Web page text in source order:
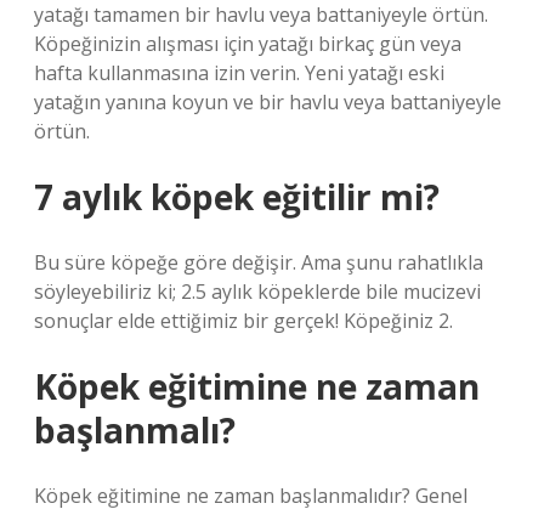
yatağı tamamen bir havlu veya battaniyeyle örtün.
Köpeğinizin alışması için yatağı birkaç gün veya
hafta kullanmasına izin verin. Yeni yatağı eski
yatağın yanına koyun ve bir havlu veya battaniyeyle
örtün.
7 aylık köpek eğitilir mi?
Bu süre köpeğe göre değişir. Ama şunu rahatlıkla
söyleyebiliriz ki; 2.5 aylık köpeklerde bile mucizevi
sonuçlar elde ettiğimiz bir gerçek! Köpeğiniz 2.
Köpek eğitimine ne zaman
başlanmalı?
Köpek eğitimine ne zaman başlanmalıdır? Genel